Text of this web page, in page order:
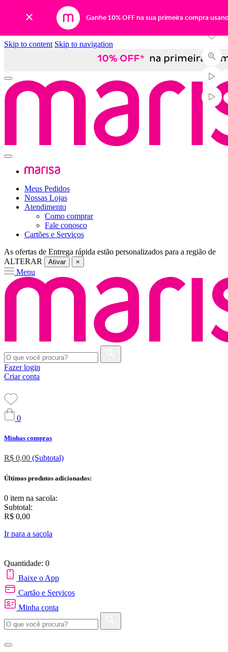
Ganhe 10% OFF na sua primeira compra
Skip to content Skip to navigation
Meus Pedidos
Nossas Lojas
Atendimento
Como comprar
Fale conosco
Cartões e Serviços
As ofertas de Entrega rápida estão personalizados para a região de
ALTERAR
Ativar ×
Menu
Fazer login
Criar conta
0
Minhas compras
R$ 0,00 (Subtotal)
Últimos produtos adicionados:
0 item na sacola:
Subtotal:
R$ 0,00
Ir para a sacola
Quantidade: 0
Baixe o App
Cartão e Serviços
Minha conta